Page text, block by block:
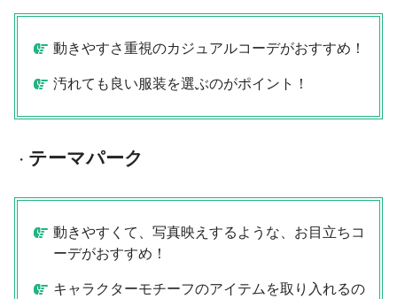
動きやすさ重視のカジュアルコーデがおすすめ！
汚れても良い服装を選ぶのがポイント！
・ テーマパーク
動きやすくて、写真映えするような、お目立ちコ
ーデがおすすめ！
キャラクターモチーフのアイテムを取り入れるの